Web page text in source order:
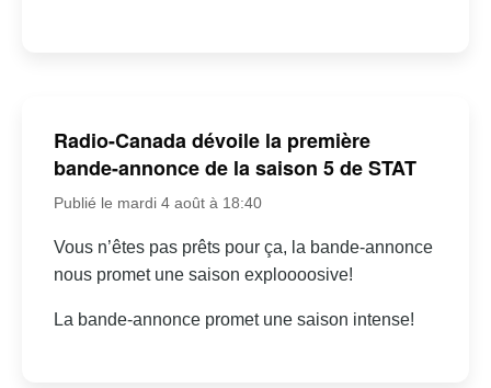
Radio-Canada dévoile la première
bande-annonce de la saison 5 de STAT
Publié le mardi 4 août à 18:40
Vous n’êtes pas prêts pour ça, la bande-annonce
nous promet une saison exploooosive!
La bande-annonce promet une saison intense!